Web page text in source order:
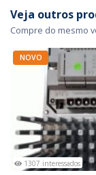
Veja outros
Compre do mesmo
NOVO
1307 interessados